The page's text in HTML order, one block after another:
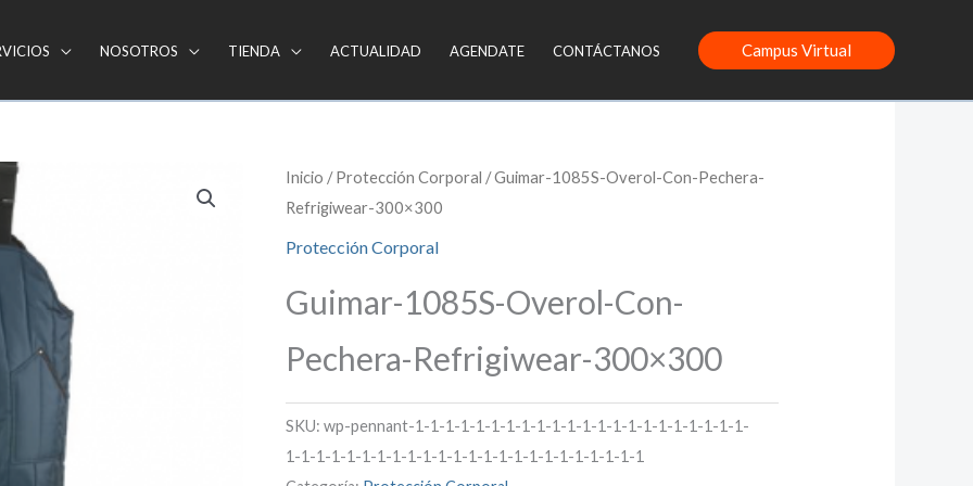
NOSOTROS TIENDA ACTUALIDAD AGENDATE CONTÁCTANOS Campus Virtual
Inicio /Protección Corporal / Guimar-1085S-Overol-Con-Pechera-
Refrigiwear-300×300
Protección Corporal
Guimar-1085S-Overol-Con-
Pechera-Refrigiwear-300×300
SKU:wp-pennant-1-1-1-1-1-1-1-1-1-1-1-1-1-1-1-1-1-1-1-1-1-1-
1-1-1-1-1-1-1-1-1-1-1-1-1-1-1-1-1-1-1-1-1-1-1-1